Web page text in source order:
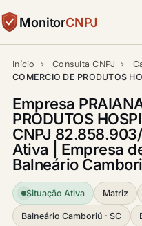
MonitorCNPJ
Início › Consulta CNPJ ›
COMERCIO DE PRODUTOS
Empresa
PRODUTOS
CNPJ
Ativa | Empresa
Balneário
Situação Ativa Matriz
Balneário Camboriú · SC